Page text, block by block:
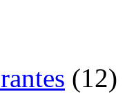
(12)